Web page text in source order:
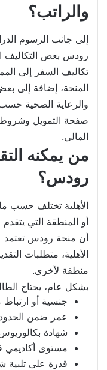
والراتب؟
إلى جانب الرسوم
رودس بعض التكاليف
تكاليف السفر إلى
المنحة، إضافة إلى
والرعاية الصحية
صفحة التمويل وشروط
المالي.
من يمكنه
رودس؟
الأهلية تختلف حسب
أن منحة رودس
الأهلية، متطلبات
منطقة لأخرى.
بشكل عام، يحتاج
جنسية أو
عمر ضمن الحدود
شهادة
مستوى أكاديمي
قدرة على